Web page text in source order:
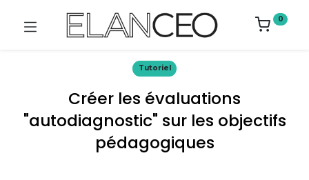
0
Tutoriel​
Créer les évaluations
"autodiagnostic" sur les objectifs
pédagogiques